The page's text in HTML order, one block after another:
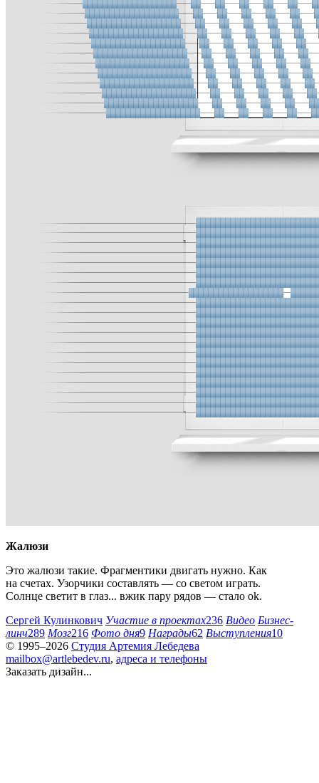
Жалюзи
Это жалюзи такие. Фрагментики двигать нужно. Как
на счетах. Узорчики составлять — со светом играть.
Солнце светит в глаз... вжик пару рядов — стало ok.
Сергей Кулинкович Участие в проектах236 Видео Бизнес-
линч289 Мозг216 Фото дня9 Награды62 Выступления10
© 1995–2026 Студия Артемия Лебедева
mailbox@artlebedev.ru, адреса и телефоны
Заказать дизайн...